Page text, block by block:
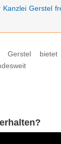
Kanzlei Gerstel